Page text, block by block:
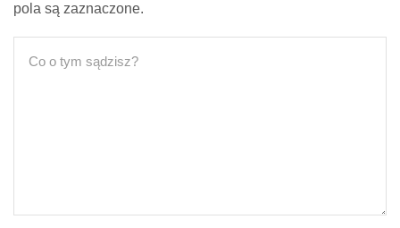
pola są zaznaczone.